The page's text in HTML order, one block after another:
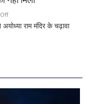
on
राम
राम मंदिर के चढ़ावा